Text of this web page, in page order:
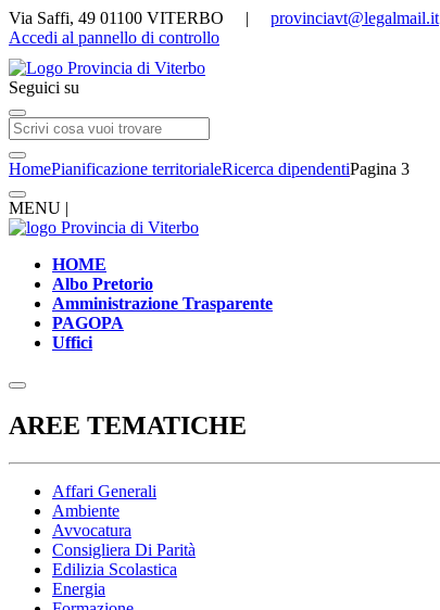
Via Saffi, 49 01100 VITERBO | provinciavt@legalmail.it
Accedi al pannello di controllo
Seguici su
HomePianificazione territorialeRicerca dipendentiPagina 3
MENU |
HOME
Albo Pretorio
Amministrazione Trasparente
PAGOPA
Uffici
AREE TEMATICHE
Affari Generali
Ambiente
Avvocatura
Consigliera Di Parità
Edilizia Scolastica
Energia